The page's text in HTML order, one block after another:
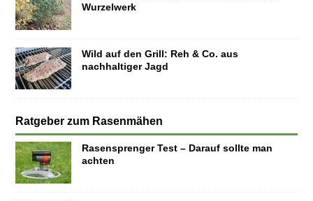
Wurzelwerk
Wild auf den Grill: Reh & Co. aus
nachhaltiger Jagd
Ratgeber zum Rasenmähen
Rasensprenger Test – Darauf sollte man
achten